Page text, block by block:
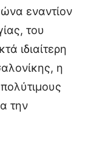
εναντίον
του
ιδιαίτερη
η
την